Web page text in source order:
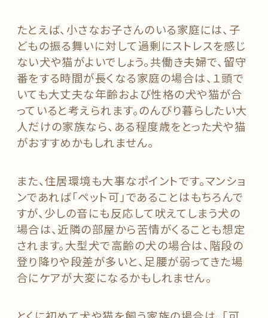
たとえば、小さなお子さんのいる家庭には、子
どもの振る舞いに対して過剰にストレスを感じ
ない犬や猫がよいでしょう。共働き夫婦で、留守
番をする時間が長くなる家庭の場合は、１頭で
いても大丈夫な年齢および性格の犬や猫が合
っていると考えられます。のんびり暮らしたい大
人だけの家族なら、ある程度歳をとった犬や猫
がおすすめかもしれません。
また、住居環境も大事なポイントです。マンショ
ンであれば「ペット可」であることはもちろんで
すが、少しの音にも反応して吠えてしまう犬の
場合は、近隣の部屋から苦情がくることも想定
されます。大型犬で高齢の犬の場合は、階段の
登り降りや段差が多いと、足腰が弱ってきた場
合にケアが大変になるかもしれません。